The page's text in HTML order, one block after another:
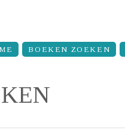
BOEKEN ZOEKEN